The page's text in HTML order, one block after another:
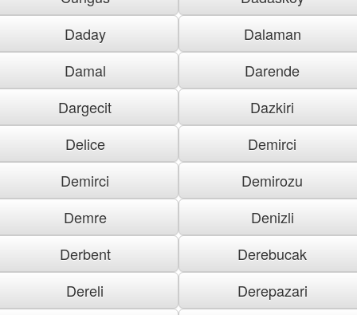
Daday
Dalaman
Damal
Darende
Dargecit
Dazkiri
Delice
Demirci
Demirci
Demirozu
Demre
Denizli
Derbent
Derebucak
Dereli
Derepazari